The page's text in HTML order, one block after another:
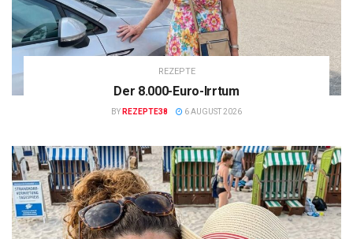
REZEPTE
Der 8.000-Euro-Irrtum
BY REZEPTE38 6 AUGUST 2026